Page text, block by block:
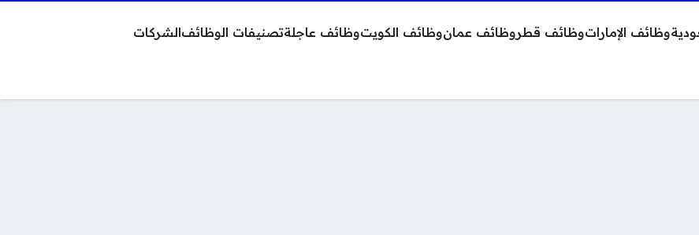
وظائف الإماراتوظائف قطروظائف عمانوظائف الكويتوظائف عاجلةتصنيفات الوظائفالشركات